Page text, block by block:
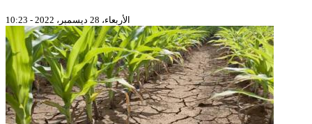
الأربعاء، 28 ديسمبر، 2022 - 10:23